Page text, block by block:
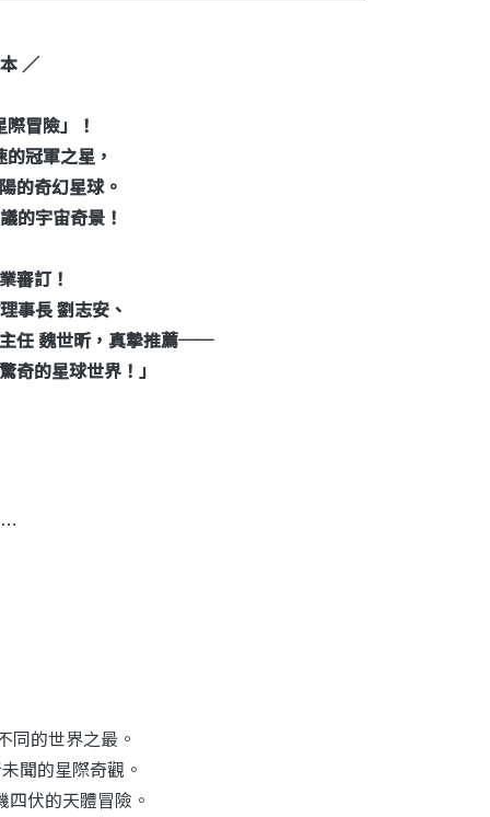
／
冒險」！
冠軍之星，
的奇幻星球。
的宇宙奇景！
審訂！
事長 劉志安、
主任 魏世昕，真摯推薦──
奇的星球世界！」
的世界之最。
聞的星際奇觀。
伏的天體冒險。